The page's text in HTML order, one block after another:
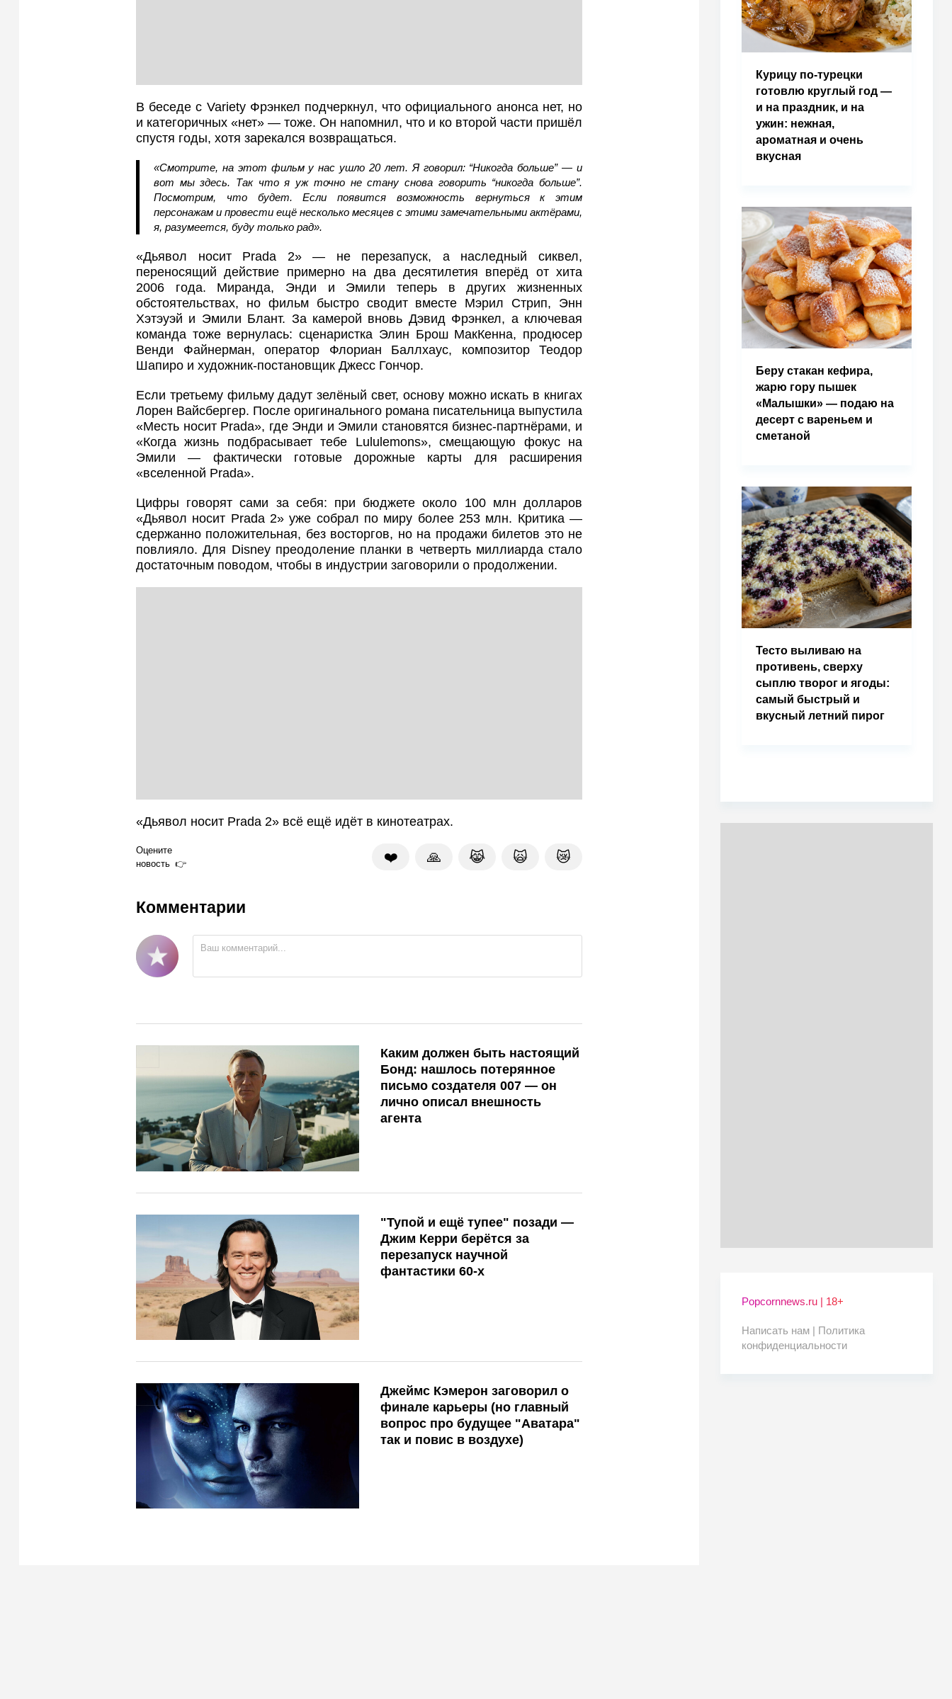
В беседе с Variety Фрэнкел подчеркнул, что официального анонса нет, но
и категоричных «нет» — тоже. Он напомнил, что и ко второй части пришёл
спустя годы, хотя зарекался возвращаться.
«Смотрите, на этот фильм у нас ушло 20 лет. Я говорил: “Никогда больше” — и
вот мы здесь. Так что я уж точно не стану снова говорить “никогда больше”.
Посмотрим, что будет. Если появится возможность вернуться к этим
персонажам и провести ещё несколько месяцев с этими замечательными актёрами,
я, разумеется, буду только рад».
«Дьявол носит Prada 2» — не перезапуск, а наследный сиквел,
переносящий действие примерно на два десятилетия вперёд от хита
2006 года. Миранда, Энди и Эмили теперь в других жизненных
обстоятельствах, но фильм быстро сводит вместе Мэрил Стрип, Энн
Хэтэуэй и Эмили Блант. За камерой вновь Дэвид Фрэнкел, а ключевая
команда тоже вернулась: сценаристка Элин Брош МакКенна, продюсер
Венди Файнерман, оператор Флориан Баллхаус, композитор Теодор
Шапиро и художник-постановщик Джесс Гончор.
Если третьему фильму дадут зелёный свет, основу можно искать в книгах
Лорен Вайсбергер. После оригинального романа писательница выпустила
«Месть носит Prada», где Энди и Эмили становятся бизнес-партнёрами, и
«Когда жизнь подбрасывает тебе Lululemons», смещающую фокус на
Эмили — фактически готовые дорожные карты для расширения
«вселенной Prada».
Цифры говорят сами за себя: при бюджете около 100 млн долларов
«Дьявол носит Prada 2» уже собрал по миру более 253 млн. Критика —
сдержанно положительная, без восторгов, но на продажи билетов это не
повлияло. Для Disney преодоление планки в четверть миллиарда стало
достаточным поводом, чтобы в индустрии заговорили о продолжении.
«Дьявол носит Prada 2» всё ещё идёт в кинотеатрах.
Оцените
новость
❤️ 🙏 😹 🙀 😿
Комментарии
Каким должен быть настоящий
Бонд: нашлось потерянное
письмо создателя 007 — он
лично описал внешность
агента
"Тупой и ещё тупее" позади —
Джим Керри берётся за
перезапуск научной
фантастики 60-х
Джеймс Кэмерон заговорил о
финале карьеры (но главный
вопрос про будущее "Аватара"
так и повис в воздухе)
Курицу по-турецки
готовлю круглый год —
и на праздник, и на
ужин: нежная,
ароматная и очень
вкусная
Беру стакан кефира,
жарю гору пышек
«Малышки» — подаю на
десерт с вареньем и
сметаной
Тесто выливаю на
противень, сверху
сыплю творог и ягоды:
самый быстрый и
вкусный летний пирог
Popcornnews.ru | 18+
Написать нам | Политика
конфиденциальности